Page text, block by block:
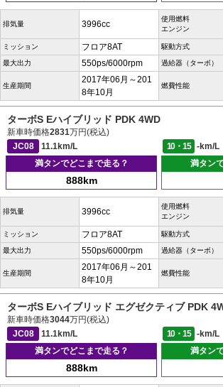
排気量 3996cc
使用燃料
エンジン
ミッション フロア8AT 駆動方式
最大出力 550ps/6000rpm 過給器（ターボ）
生産期間
2017年06月～201
8年10月
燃費性能
ターボS Eハイブリッド PDK 4WD
新車時価格2831万円(税込)
JC08
11.1km/L 10・15
-km/L
満タンでどこまで走る？
888km
満タン
排気量 3996cc
使用燃料
エンジン
ミッション フロア8AT 駆動方式
最大出力 550ps/6000rpm 過給器（ターボ）
生産期間
2017年06月～201
8年10月
燃費性能
ターボS Eハイブリッド エグゼクティブ PDK
新車時価格3044万円(税込)
JC08
11.1km/L 10・15
-km/L
満タンでどこまで走る？
888km
満タン